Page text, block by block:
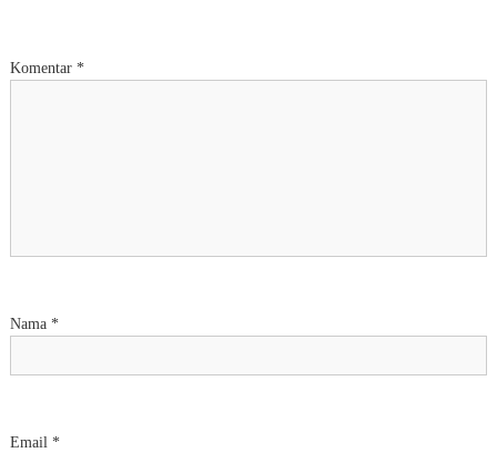
Komentar *
Nama *
Email *